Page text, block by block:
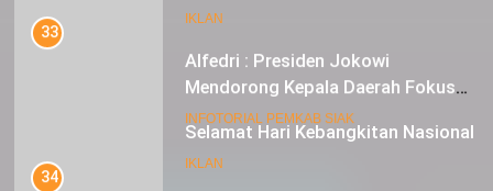
IKLAN
Selamat Hari Kebangkitan Nasional
IKLAN
Mendorong Kepala Daerah Fokus
pada Inflasi dan Pilkada Serentak
INFOTORIAL PEMKAB SIAK